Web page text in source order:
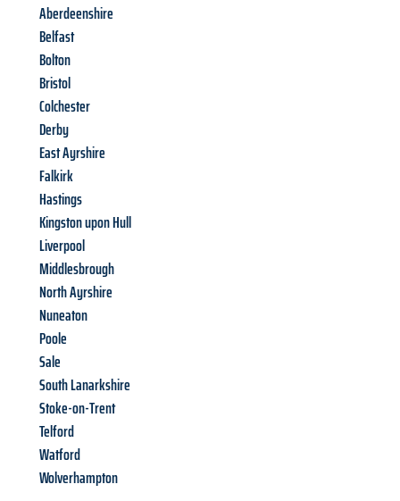
Aberdeenshire
Belfast
Bolton
Bristol
Colchester
Derby
East Ayrshire
Falkirk
Hastings
Kingston upon Hull
Liverpool
Middlesbrough
North Ayrshire
Nuneaton
Poole
Sale
South Lanarkshire
Stoke-on-Trent
Telford
Watford
Wolverhampton